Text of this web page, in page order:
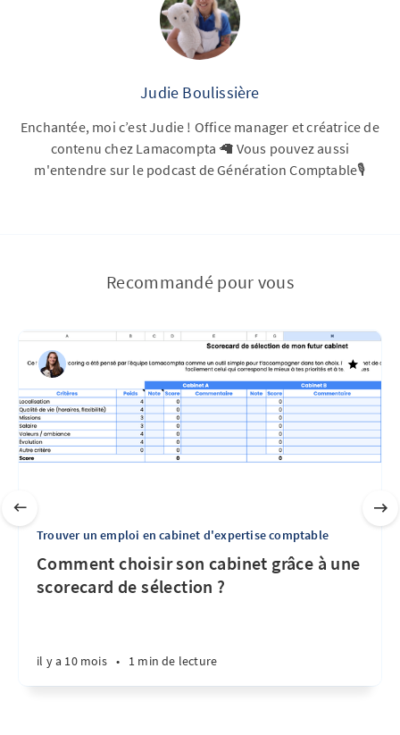
Judie Boulissière
Enchantée, moi c’est Judie ! Office manager et créatrice de
contenu chez Lamacompta 🦙 Vous pouvez aussi
m'entendre sur le podcast de Génération Comptable🎙️
Recommandé pour vous
Trouver un emploi en cabinet d'expertise comptable
Comment choisir son cabinet grâce à une
scorecard de sélection ?
il y a 10 mois • 1 min de lecture